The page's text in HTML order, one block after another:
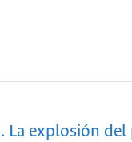
La explosión